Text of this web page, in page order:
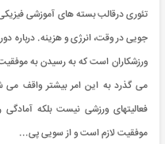
تئوری درقالب بسته های آموزشی
جویی در وقت، انرژی و هزینه. درباره
ورزشکاران است که به رسیدن به
می گذرد به این امر بیشتر واقف می
فعالیتهای ورزشی نیست بلکه
موفقیت لازم است و از سویی پی...